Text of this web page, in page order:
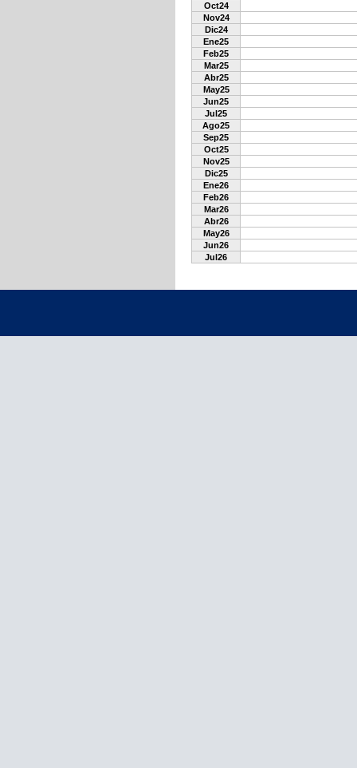
Oct24
Nov24
Dic24
Ene25
Feb25
Mar25
Abr25
May25
Jun25
Jul25
Ago25
Sep25
Oct25
Nov25
Dic25
Ene26
Feb26
Mar26
Abr26
May26
Jun26
Jul26